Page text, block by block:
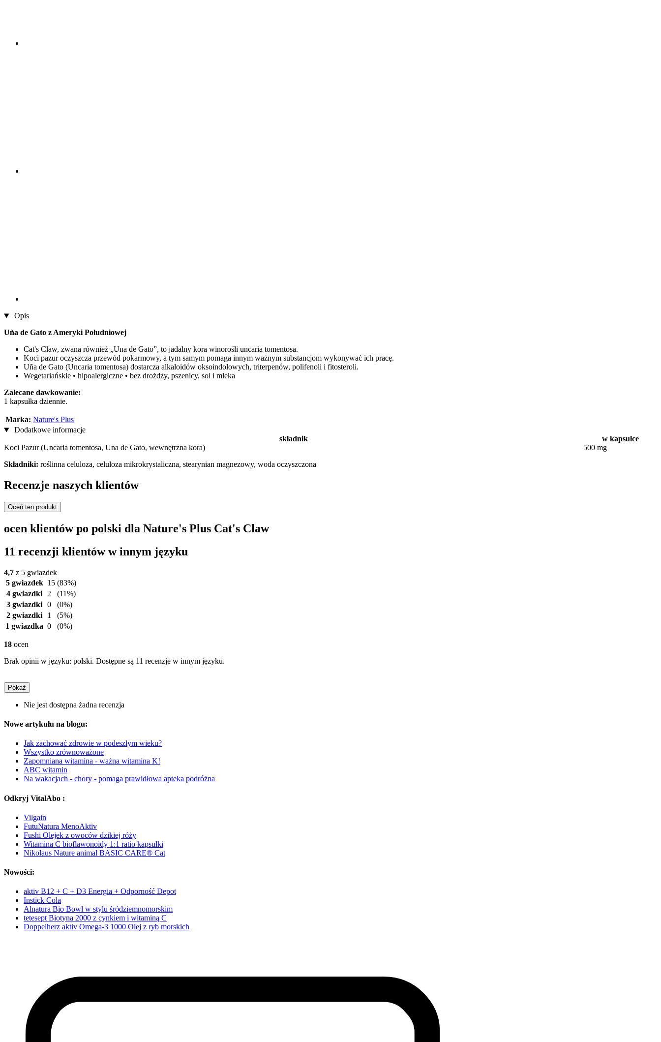
Opis
Uña de Gato z Ameryki Południowej
Cat's Claw, zwana również „Una de Gato”, to jadalny kora winorośli uncaria tomentosa.
Koci pazur oczyszcza przewód pokarmowy, a tym samym pomaga innym ważnym substancjom wykonywać ich pracę.
Uña de Gato (Uncaria tomentosa) dostarcza alkaloidów oksoindolowych, triterpenów, polifenoli i fitosteroli.
Wegetariańskie • hipoalergiczne • bez drożdży, pszenicy, soi i mleka
Zalecane dawkowanie:
1 kapsułka dziennie.
Marka: Nature's Plus
Dodatkowe informacje
składnik
w kapsułce
Koci Pazur (Uncaria tomentosa, Una de Gato, wewnętrzna kora)
500 mg
Składniki: roślinna celuloza, celuloza mikrokrystaliczna, stearynian magnezowy, woda oczyszczona
Recenzje naszych klientów
Oceń ten produkt
ocen klientów po polski dla Nature's Plus Cat's Claw
11 recenzji klientów w innym języku
4,7 z 5 gwiazdek
5 gwiazdek 15 (83%)
4 gwiazdki
2
(11%)
3 gwiazdki 0
(0%)
2 gwiazdki
1
(5%)
1 gwiazdka 0 (0%)
18 ocen
Brak opinii w języku: polski. Dostępne są 11 recenzje w innym języku.
Pokaż
Nie jest dostępna żadna recenzja
Nowe artykułu na blogu:
Jak zachować zdrowie w podeszłym wieku?
Wszystko zrównoważone
Zapomniana witamina - ważna witamina K!
ABC witamin
Na wakacjach - chory - pomaga prawidłowa apteka podróżna
Odkryj VitalAbo :
Vilgain
FutuNatura MenoAktiv
Fushi Olejek z owoców dzikiej róży
Witamina C bioflawonoidy 1:1 ratio kapsułki
Nikolaus Nature animal BASIC CARE® Cat
Nowości:
aktiv B12 + C + D3 Energia + Odporność Depot
Instick Cola
Alnatura Bio Bowl w stylu śródziemnomorskim
tetesept Biotyna 2000 z cynkiem i witaminą C
Doppelherz aktiv Omega-3 1000 Olej z ryb morskich